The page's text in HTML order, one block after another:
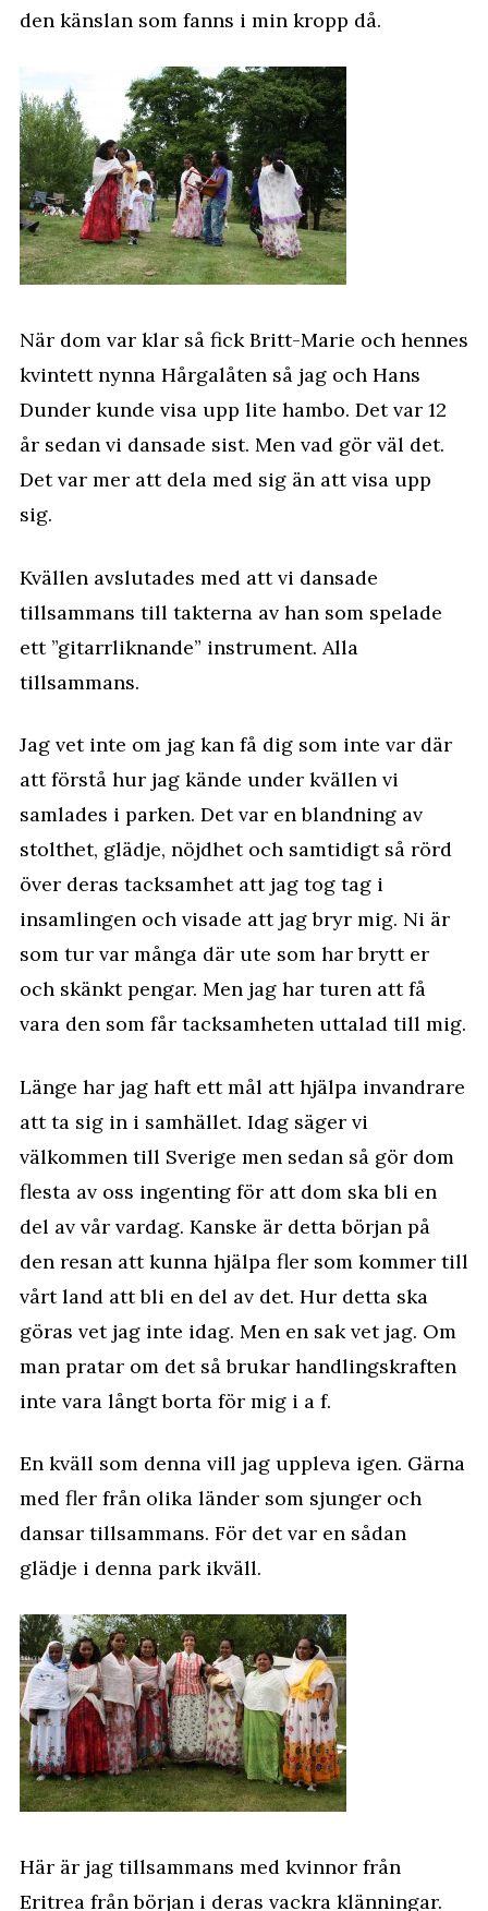
den känslan som fanns i min kropp då.
När dom var klar så fick Britt-Marie och hennes
kvintett nynna Hårgalåten så jag och Hans
Dunder kunde visa upp lite hambo. Det var 12
år sedan vi dansade sist. Men vad gör väl det.
Det var mer att dela med sig än att visa upp
sig.
Kvällen avslutades med att vi dansade
tillsammans till takterna av han som spelade
ett ”gitarrliknande” instrument. Alla
tillsammans.
Jag vet inte om jag kan få dig som inte var där
att förstå hur jag kände under kvällen vi
samlades i parken. Det var en blandning av
stolthet, glädje, nöjdhet och samtidigt så rörd
över deras tacksamhet att jag tog tag i
insamlingen och visade att jag bryr mig. Ni är
som tur var många där ute som har brytt er
och skänkt pengar. Men jag har turen att få
vara den som får tacksamheten uttalad till mig.
Länge har jag haft ett mål att hjälpa invandrare
att ta sig in i samhället. Idag säger vi
välkommen till Sverige men sedan så gör dom
flesta av oss ingenting för att dom ska bli en
del av vår vardag. Kanske är detta början på
den resan att kunna hjälpa fler som kommer till
vårt land att bli en del av det. Hur detta ska
göras vet jag inte idag. Men en sak vet jag. Om
man pratar om det så brukar handlingskraften
inte vara långt borta för mig i a f.
En kväll som denna vill jag uppleva igen. Gärna
med fler från olika länder som sjunger och
dansar tillsammans. För det var en sådan
glädje i denna park ikväll.
Här är jag tillsammans med kvinnor från
Eritrea från början i deras vackra klänningar.